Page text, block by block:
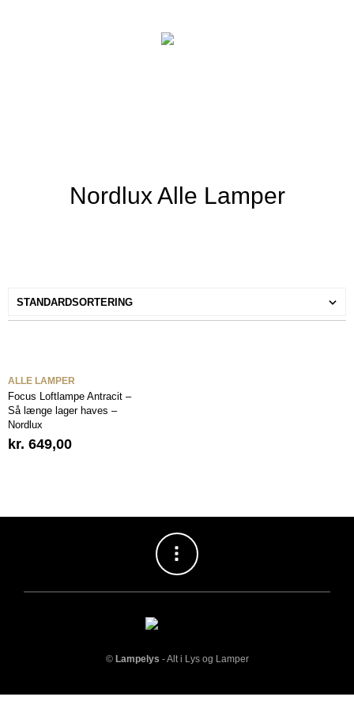
Nordlux Alle Lamper
ALLE LAMPER
Focus Loftlampe Antracit –
Så længe lager haves –
Nordlux
kr. 649,00
© Lampelys - Alt i Lys og Lamper